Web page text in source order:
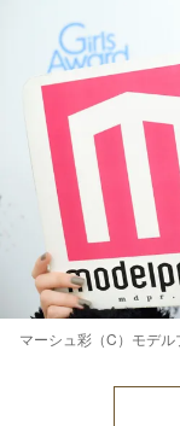
マーシュ彩（C）モデル